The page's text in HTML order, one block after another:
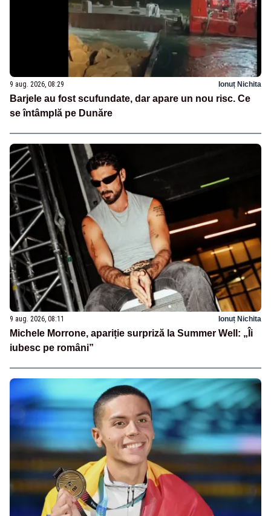
9 aug. 2026, 08:29 Ionuț Nichita
Barjele au fost scufundate, dar apare un nou risc. Ce
se întâmplă pe Dunăre
9 aug. 2026, 08:11 Ionuț Nichita
Michele Morrone, apariție surpriză la Summer Well: „Îi
iubesc pe români”